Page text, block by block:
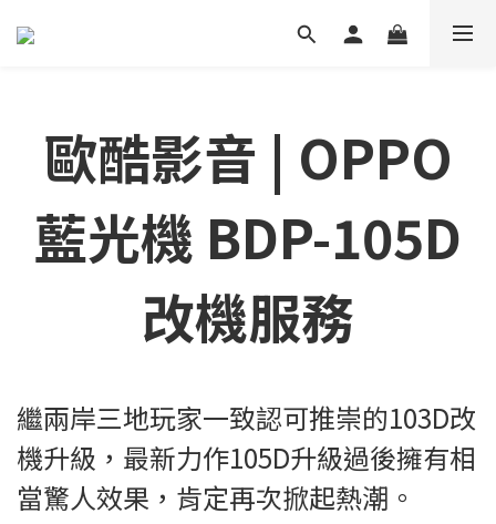
歐酷影音 | OPPO
藍光機 BDP-105D
改機服務
繼兩岸三地玩家一致認可推崇的103D改
機升級，最新力作105D升級過後擁有相
當驚人效果，肯定再次掀起熱潮。